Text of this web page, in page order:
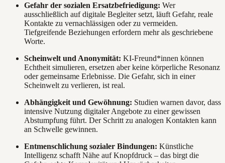
Gefahr der sozialen Ersatzbefriedigung: Wer
ausschließlich auf digitale Begleiter setzt, läuft Gefahr, reale
Kontakte zu vernachlässigen oder zu vermeiden.
Tiefgreifende Beziehungen erfordern mehr als geschriebene
Worte.
Scheinwelt und Anonymität: KI-Freund*innen können
Echtheit simulieren, ersetzen aber keine körperliche Resonanz
oder gemeinsame Erlebnisse. Die Gefahr, sich in einer
Scheinwelt zu verlieren, ist real.
Abhängigkeit und Gewöhnung: Studien warnen davor, dass
intensive Nutzung digitaler Angebote zu einer gewissen
Abstumpfung führt. Der Schritt zu analogen Kontakten kann
an Schwelle gewinnen.
Entmenschlichung sozialer Bindungen: Künstliche
Intelligenz schafft Nähe auf Knopfdruck – das birgt die